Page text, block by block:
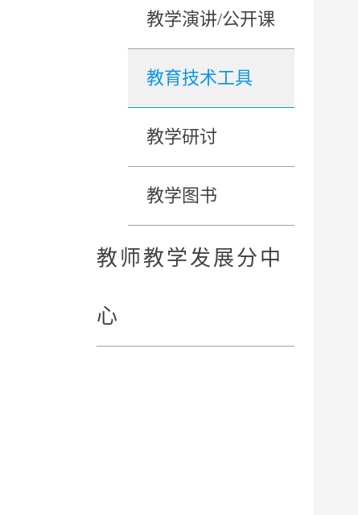
教学演讲/公开课
教育技术工具
教学研讨
教学图书
教师教学发展分中
心